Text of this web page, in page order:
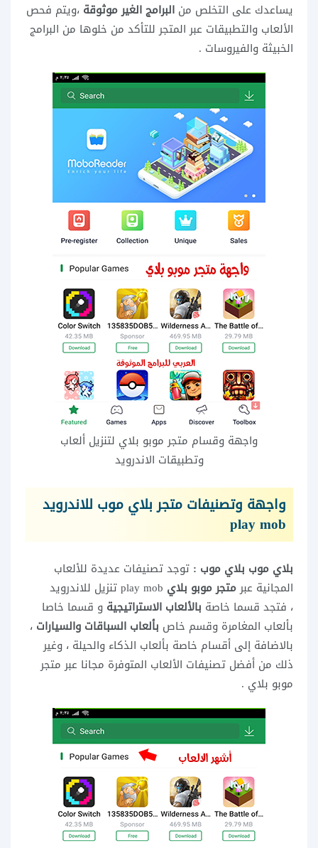
يساعدك على التخلص من البرامج الغير موثوقة ،ويتم فحص
الألعاب والتطبيقات عبر المتجر للتأكد من خلوها من البرامج
الخبيثة والفيروسات .
واجهة وقسام متجر موبو بلاي لتنزيل ألعاب
وتطبيقات الاندرويد
واجهة وتصنيفات متجر بلاي موب للاندرويد
play mob
بلاي موب بلاي موب : توجد تصنيفات عديدة للألعاب
المجانية عبرمتجر موبو بلاي
، فتجد قسما خاصة بالألعاب الاستراتيجية و قسما خاصا
بألعاب المغامرة وقسم خاص بألعاب السباقات والسيارات ،
بالاضافة إلى أقسام خاصة بألعاب الذكاء والحيلة ، وغير
ذلك من أفضل تصنيفات الألعاب المتوفرة مجانا عبر متجر
موبو بلاي .